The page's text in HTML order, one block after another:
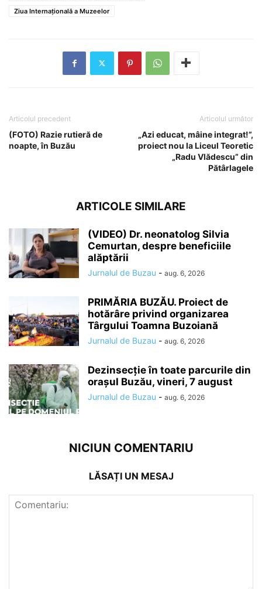
Ziua Internațională a Muzeelor
Articolul precedent
(FOTO) Razie rutieră de
noapte, în Buzău
Articolul următor
„Azi educat, mâine integrat!”,
proiect nou la Liceul Teoretic
„Radu Vlădescu” din
Pătârlagele
ARTICOLE SIMILARE
(VIDEO) Dr. neonatolog Silvia
Cemurtan, despre beneficiile
alăptării
Jurnalul de Buzau - aug. 6, 2026
PRIMĂRIA BUZĂU. Proiect de
hotărâre privind organizarea
Târgului Toamna Buzoiană
Jurnalul de Buzau - aug. 6, 2026
Dezinsecție în toate parcurile din
orașul Buzău, vineri, 7 august
Jurnalul de Buzau - aug. 6, 2026
NICIUN COMENTARIU
LĂSAȚI UN MESAJ